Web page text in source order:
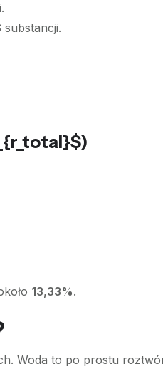
13,33%.
Woda to po prostu